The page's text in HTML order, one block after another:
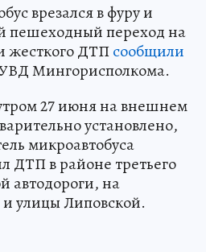
врезался в фуру и
пешеходный переход на
ДТПсообщили
Мингорисполкома.
27 июня на внешнем
установлено,
микроавтобуса
ДТП в районе третьего
автодороги, на
улицы Липовской.